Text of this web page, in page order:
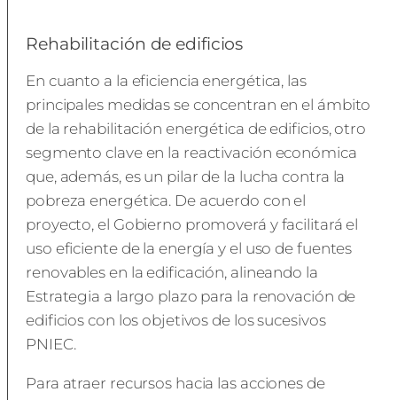
Rehabilitación de edificios
En cuanto a la eficiencia energética, las
principales medidas se concentran en el ámbito
de la rehabilitación energética de edificios, otro
segmento clave en la reactivación económica
que, además, es un pilar de la lucha contra la
pobreza energética. De acuerdo con el
proyecto, el Gobierno promoverá y facilitará el
uso eficiente de la energía y el uso de fuentes
renovables en la edificación, alineando la
Estrategia a largo plazo para la renovación de
edificios con los objetivos de los sucesivos
PNIEC.
Para atraer recursos hacia las acciones de